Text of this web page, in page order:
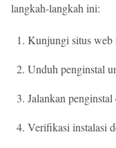
langkah-langkah ini:
Kunjungi situs web
Unduh penginstal
Jalankan
Verifikasi instalasi